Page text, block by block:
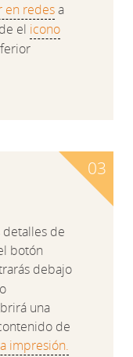
en redesa
el icono
de
botón
debajo
una
de
impresión.